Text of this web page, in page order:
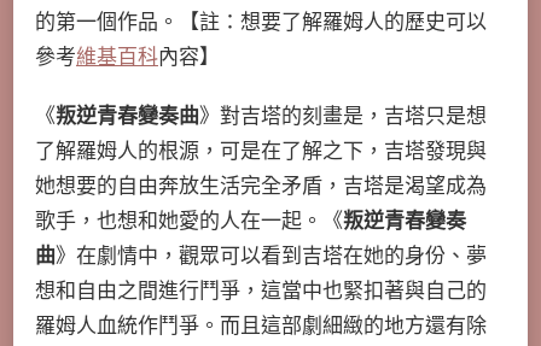
的第一個作品。【註：想要了解羅姆人的歷史可以
參考維基百科內容】
《叛逆青春變奏曲》對吉塔的刻畫是，吉塔只是想
了解羅姆人的根源，可是在了解之下，吉塔發現與
她想要的自由奔放生活完全矛盾，吉塔是渴望成為
歌手，也想和她愛的人在一起。《叛逆青春變奏
曲》在劇情中，觀眾可以看到吉塔在她的身份、夢
想和自由之間進行鬥爭，這當中也緊扣著與自己的
羅姆人血統作鬥爭。而且這部劇細緻的地方還有除